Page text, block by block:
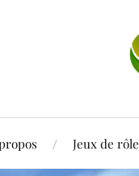
Jeux de rôle